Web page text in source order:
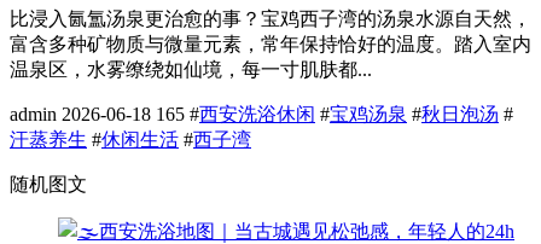
比浸入氤氲汤泉更治愈的事？宝鸡西子湾的汤泉水源自天然，
富含多种矿物质与微量元素，常年保持恰好的温度。踏入室内
温泉区，水雾缭绕如仙境，每一寸肌肤都...
admin 2026-06-18 165 #西安洗浴休闲 #宝鸡汤泉 #秋日泡汤 #
汗蒸养生 #休闲生活 #西子湾
随机图文